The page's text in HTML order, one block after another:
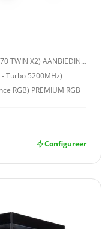
NVIDIA RTX 5070 12GB (Inno3D RTX 5070 TWIN X2) AANBIEDING!
Turbo 5200MHz)
RGB) PREMIUM RGB
Configureer